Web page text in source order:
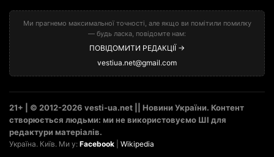
Ми прагнемо максимальної точності, але якщо ви помітили помилку
— будь ласка, повідомте нам:
ПОВІДОМИТИ РЕДАКЦІЇ →
vestiua.net@gmail.com
21+ | © 2012-2026 vesti-ua.net || Новини України. Контент
створюється людьми: ми не використовуємо ШІ для
редактури матеріалів.
Україна. Київ. Ми у: Facebook Wikipedia